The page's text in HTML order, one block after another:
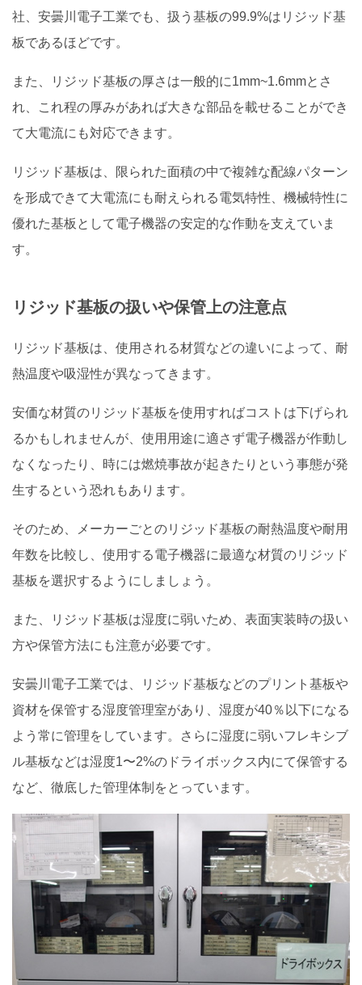
社、安曇川電子工業でも、扱う基板の99.9%はリジッド基
板であるほどです。
また、リジッド基板の厚さは一般的に1mm~1.6mmとさ
れ、これ程の厚みがあれば大きな部品を載せることができ
て大電流にも対応できます。
リジッド基板は、限られた面積の中で複雑な配線パターン
を形成できて大電流にも耐えられる電気特性、機械特性に
優れた基板として電子機器の安定的な作動を支えていま
す。
リジッド基板の扱いや保管上の注意点
リジッド基板は、使用される材質などの違いによって、耐
熱温度や吸湿性が異なってきます。
安価な材質のリジッド基板を使用すればコストは下げられ
るかもしれませんが、使用用途に適さず電子機器が作動し
なくなったり、時には燃焼事故が起きたりという事態が発
生するという恐れもあります。
そのため、メーカーごとのリジッド基板の耐熱温度や耐用
年数を比較し、使用する電子機器に最適な材質のリジッド
基板を選択するようにしましょう。
また、リジッド基板は湿度に弱いため、表面実装時の扱い
方や保管方法にも注意が必要です。
安曇川電子工業では、リジッド基板などのプリント基板や
資材を保管する湿度管理室があり、湿度が40％以下になる
よう常に管理をしています。さらに湿度に弱いフレキシブ
ル基板などは湿度1〜2%のドライボックス内にて保管する
など、徹底した管理体制をとっています。